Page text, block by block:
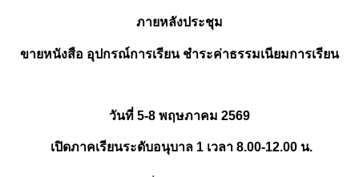
ภายหลังประชุม
ขายหนังสือ อุปกรณ์การเรียน ชำระค่าธรรมเนียมการเรียน
วันที่ 5-8 พฤษภาคม 2569
เปิดภาคเรียนระดับอนุบาล 1 เวลา 8.00-12.00 น.